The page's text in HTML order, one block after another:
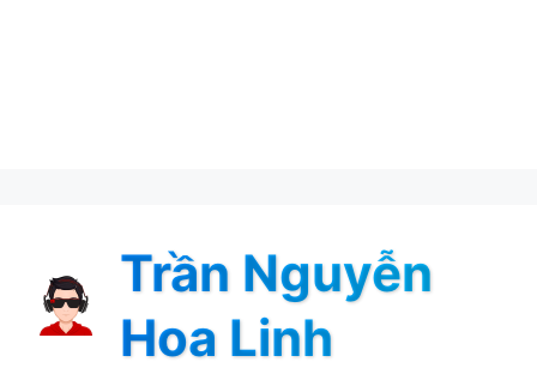
Trần Nguyễn
Hoa Linh